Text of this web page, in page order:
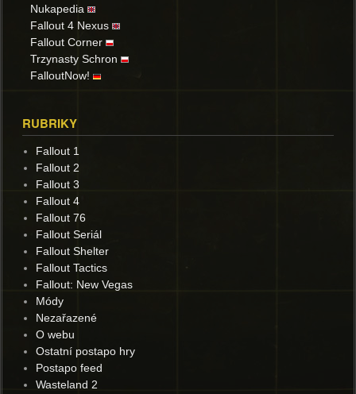
Nukapedia
Fallout 4 Nexus
Fallout Corner
Trzynasty Schron
FalloutNow!
RUBRIKY
Fallout 1
Fallout 2
Fallout 3
Fallout 4
Fallout 76
Fallout Seriál
Fallout Shelter
Fallout Tactics
Fallout: New Vegas
Módy
Nezařazené
O webu
Ostatní postapo hry
Postapo feed
Wasteland 2